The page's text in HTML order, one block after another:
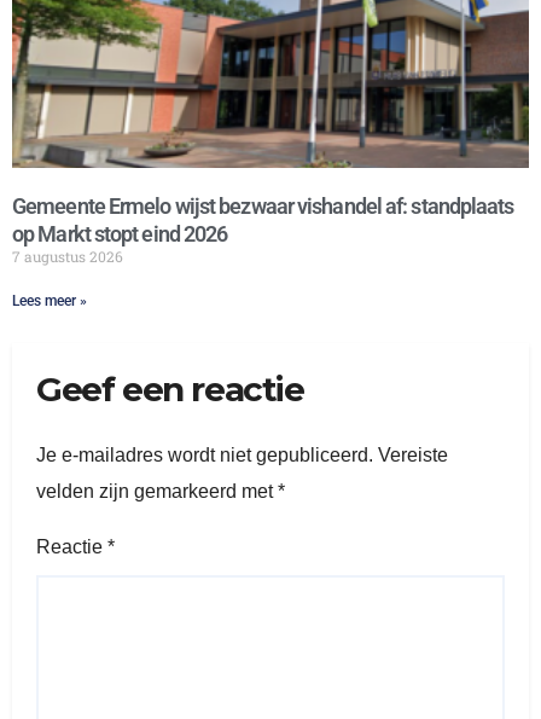
Gemeente Ermelo wijst bezwaar vishandel af: standplaats
op Markt stopt eind 2026
7 augustus 2026
Lees meer »
Geef een reactie
Je e-mailadres wordt niet gepubliceerd. Vereiste
velden zijn gemarkeerd met*
Reactie *